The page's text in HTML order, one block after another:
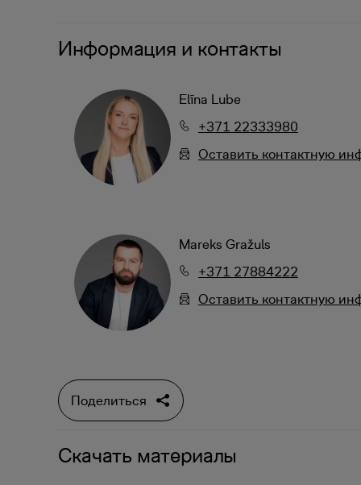
Информация и контакты
Elīna Lube
+371 22333980
Oставить контактную
Mareks Gražuls
+371 27884222
Oставить контактную
Поделиться
Скачать материалы